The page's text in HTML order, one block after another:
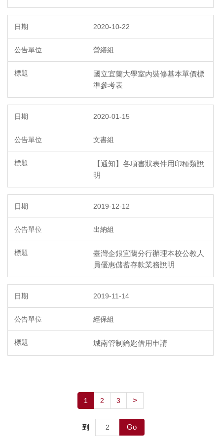
2020-10-22
營繕組
國立宜蘭大學室內裝修基本單價標
準參考表
2020-01-15
文書組
【通知】各項書狀表件用印種類說
明
2019-12-12
出納組
臺灣企銀宜蘭分行辦理本校公教人
員優惠儲蓄存款業務說明
2019-11-14
經保組
城南管制鑰匙借用申請
1 2 3 >
到 Go